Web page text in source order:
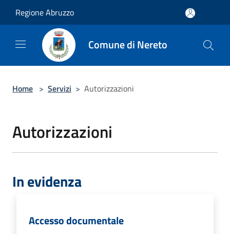
Regione Abruzzo
Comune di Nereto
Home > Servizi > Autorizzazioni
Autorizzazioni
In evidenza
Accesso documentale